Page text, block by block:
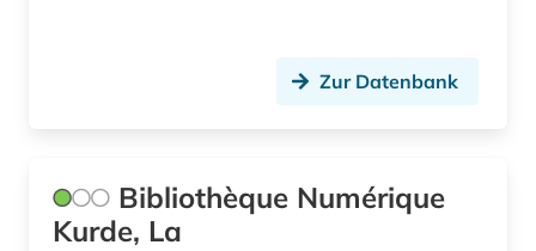
Zur Datenbank
Bibliothèque Numérique
Kurde, La